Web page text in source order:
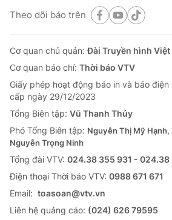
Theo dõi báo trên
Cơ quan chủ quản:Đài Truyền hình Việt
Cơ quan báo chí: Thời báo VTV
Giấy phép hoạt động báo in và báo
cấp ngày 29/12/2023
Tổng Biên tập: Vũ Thanh Thủy
Phó Tổng Biên tập: Nguyễn Thị Mỹ Hạnh,
Nguyễn Trọng Ninh
Tổng đài VTV: 024.38 355 931 - 024.38
Ðiện thoại Thời báo VTV: 0988 671 671
Email: toasoan@vtv.vn
Liên hệ quảng cáo: (024) 626 79595